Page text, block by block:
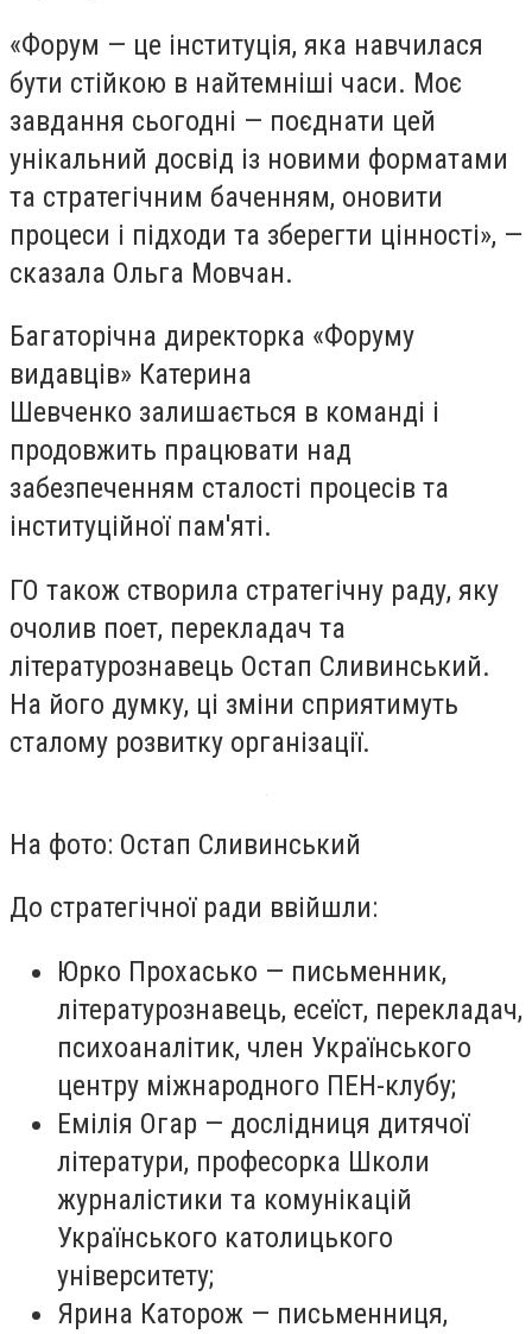
«Форум — це інституція, яка навчилася
бути стійкою в найтемніші часи. Моє
завдання сьогодні — поєднати цей
унікальний досвід із новими форматами
та стратегічним баченням, оновити
процеси і підходи та зберегти цінності», —
сказала Ольга Мовчан.
Багаторічна директорка «Форуму
видавців» Катерина
Шевченко залишається в команді і
продовжить працювати над
забезпеченням сталості процесів та
інституційної пам'яті.
ГО також створила стратегічну раду, яку
очолив поет, перекладач та
літературознавець Остап Сливинський.
На його думку, ці зміни сприятимуть
сталому розвитку організації.
На фото: Остап Сливинський
До стратегічної ради ввійшли:
Юрко Прохасько — письменник,
літературознавець, есеїст, перекладач,
психоаналітик, член Українського
центру міжнародного ПЕН-клубу;
Емілія Огар — дослідниця дитячої
літератури, професорка Школи
журналістики та комунікацій
Українського католицького
університету;
Ярина Каторож — письменниця,